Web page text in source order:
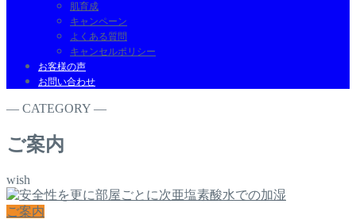
肌育成
キャンペーン
よくある質問
キャンセルポリシー
お客様の声
お問い合わせ
― CATEGORY ―
ご案内
wish
ご案内